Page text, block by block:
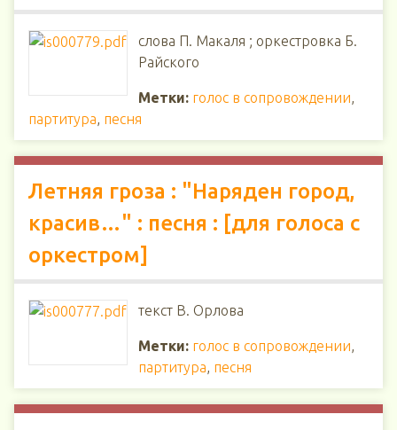
слова П. Макаля ; оркестровка Б.
Райского
Метки: голос в сопровождении,
партитура, песня
Летняя гроза : "Наряден город,
красив…" : песня : [для голоса с
оркестром]
текст В. Орлова
Метки: голос в сопровождении,
партитура, песня